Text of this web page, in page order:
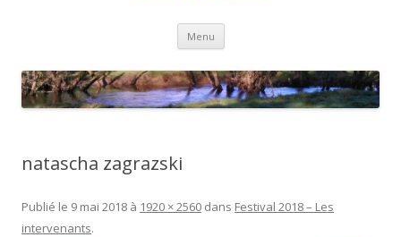
Menu Aller au contenu principal
natascha zagrazski
Publié le 9 mai 2018 à 1920 × 2560 dans Festival 2018 – Les
intervenants.